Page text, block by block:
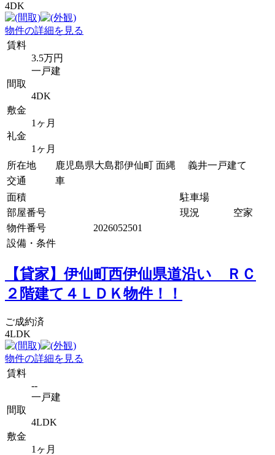
4DK
物件の詳細を見る
賃料
3.5万円
一戸建
間取
4DK
敷金
1ヶ月
礼金
1ヶ月
所在地
鹿児島県大島郡伊仙町 面縄 義井一戸建て
交通
車
面積
駐車場
部屋番号
現況
空家
物件番号
2026052501
設備・条件
【貸家】伊仙町西伊仙県道沿い ＲＣ
２階建て４ＬＤＫ物件！！
ご成約済
4LDK
物件の詳細を見る
賃料
--
一戸建
間取
4LDK
敷金
1ヶ月